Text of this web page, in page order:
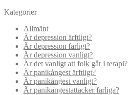
Kategorier
Allmänt
Är depression ärftligt?
Är depression farligt?
Är depression vanligt?
Är det vanligt att folk går i terapi?
Är panikångest ärftligt?
Är panikångest vanligt?
Är panikångestattacker farliga?